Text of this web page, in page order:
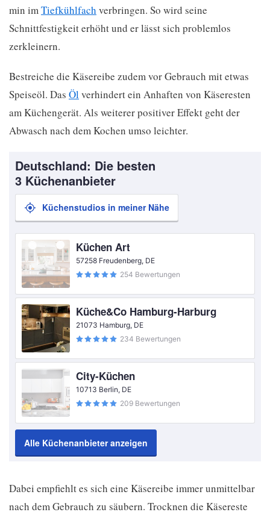
min imTiefkühlfach verbringen. So wird seine
Schnittfestigkeit erhöht und er lässt sich problemlos
zerkleinern.
Bestreiche die Käsereibe zudem vor Gebrauch mit etwas
Speiseöl. Das Ölverhindert ein Anhaften von Käseresten
am Küchengerät. Als weiterer positiver Effekt geht der
Abwasch nach dem Kochen umso leichter.
Deutschland: Die besten
3 Küchenanbieter
Küchenstudios in meiner Nähe
Küchen Art
57258 Freudenberg, DE
254 Bewertungen
Küche&Co Hamburg-Harburg
21073 Hamburg, DE
234 Bewertungen
City-Küchen
10713 Berlin, DE
209 Bewertungen
Alle Küchenanbieter anzeigen
Dabei empfiehlt es sich eine Käsereibe immer unmittelbar
nach dem Gebrauch zu säubern. Trocknen die Käsereste